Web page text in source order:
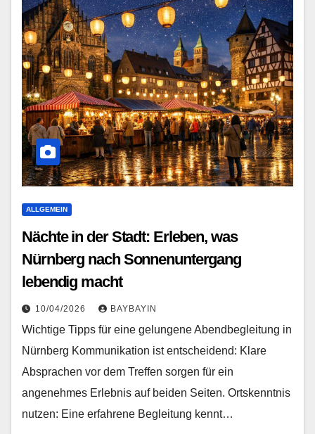
ALLGEMEIN
Nächte in der Stadt: Erleben, was
Nürnberg nach Sonnenuntergang
lebendig macht
10/04/2026 BAYBAYIN
Wichtige Tipps für eine gelungene Abendbegleitung in
Nürnberg Kommunikation ist entscheidend: Klare
Absprachen vor dem Treffen sorgen für ein
angenehmes Erlebnis auf beiden Seiten. Ortskenntnis
nutzen: Eine erfahrene Begleitung kennt…